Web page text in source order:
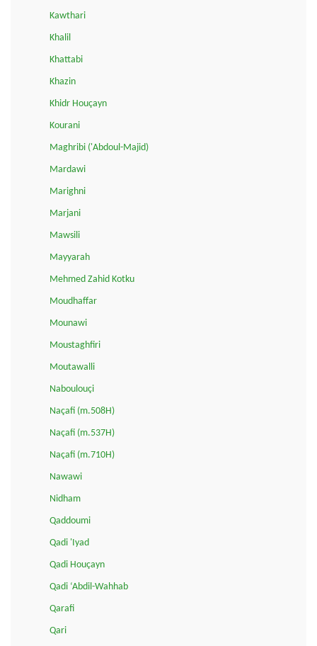
Kawthari
Khalil
Khattabi
Khazin
Khidr Houçayn
Kourani
Maghribi ('Abdoul-Majid)
Mardawi
Marighni
Marjani
Mawsili
Mayyarah
Mehmed Zahid Kotku
Moudhaffar
Mounawi
Moustaghfiri
Moutawalli
Naboulouçi
Naçafi (m.508H)
Naçafi (m.537H)
Naçafi (m.710H)
Nawawi
Nidham
Qaddoumi
Qadi 'Iyad
Qadi Houçayn
Qadi ‘Abdil-Wahhab
Qarafi
Qari